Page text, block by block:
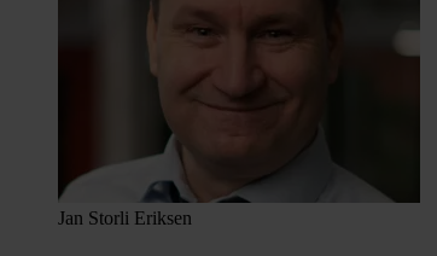
Jan Storli Eriksen